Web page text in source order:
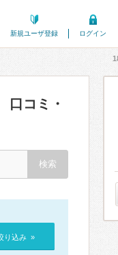
新規ユーザ登録 ログイン
口コミ・
り込み »